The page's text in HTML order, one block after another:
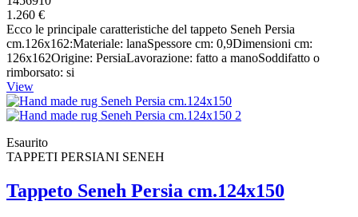
1.260 €
Ecco le principale caratteristiche del tappeto Seneh Persia
cm.126x162:Materiale: lanaSpessore cm: 0,9Dimensioni cm:
126x162Origine: PersiaLavorazione: fatto a manoSoddifatto o
rimborsato: si
View
Esaurito
TAPPETI PERSIANI SENEH
Tappeto Seneh Persia cm.124x150